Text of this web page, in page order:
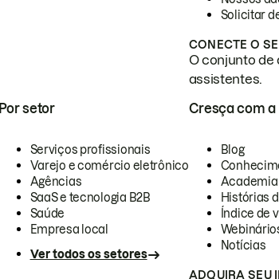
Solicitar
CONECTE O
O conjunto de
assistentes.
Por setor
Serviços profissionais
Varejo e comércio eletrônico
Agências
SaaS e tecnologia B2B
Saúde
Empresa local
Ver todos os setores
Cresça com a
Blog
Academia
Histórias
Índice de
Notícias
ADQUIRA SEU